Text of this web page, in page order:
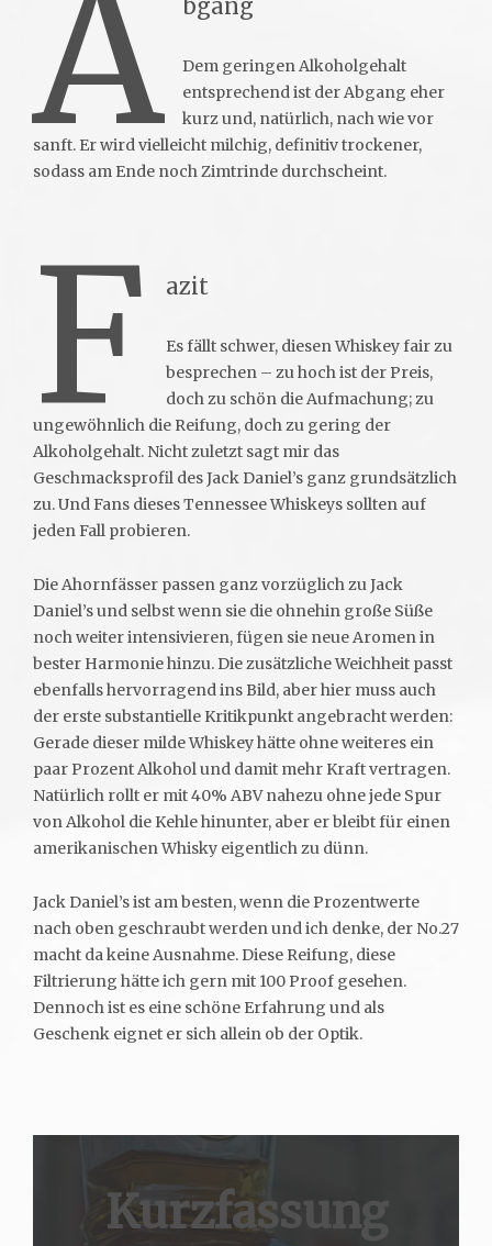
A bgang
Dem geringen Alkoholgehalt
entsprechend ist der Abgang eher
kurz und, natürlich, nach wie vor
sanft. Er wird vielleicht milchig, definitiv trockener,
sodass am Ende noch Zimtrinde durchscheint.
F azit
Es fällt schwer, diesen Whiskey fair zu
besprechen – zu hoch ist der Preis,
doch zu schön die Aufmachung; zu
ungewöhnlich die Reifung, doch zu gering der
Alkoholgehalt. Nicht zuletzt sagt mir das
Geschmacksprofil des Jack Daniel’s ganz grundsätzlich
zu. Und Fans dieses Tennessee Whiskeys sollten auf
jeden Fall probieren.
Die Ahornfässer passen ganz vorzüglich zu Jack
Daniel’s und selbst wenn sie die ohnehin große Süße
noch weiter intensivieren, fügen sie neue Aromen in
bester Harmonie hinzu. Die zusätzliche Weichheit passt
ebenfalls hervorragend ins Bild, aber hier muss auch
der erste substantielle Kritikpunkt angebracht werden:
Gerade dieser milde Whiskey hätte ohne weiteres ein
paar Prozent Alkohol und damit mehr Kraft vertragen.
Natürlich rollt er mit 40% ABV nahezu ohne jede Spur
von Alkohol die Kehle hinunter, aber er bleibt für einen
amerikanischen Whisky eigentlich zu dünn.
Jack Daniel’s ist am besten, wenn die Prozentwerte
nach oben geschraubt werden und ich denke, der No.27
macht da keine Ausnahme. Diese Reifung, diese
Filtrierung hätte ich gern mit 100 Proof gesehen.
Dennoch ist es eine schöne Erfahrung und als
Geschenk eignet er sich allein ob der Optik.
Kurzfassung